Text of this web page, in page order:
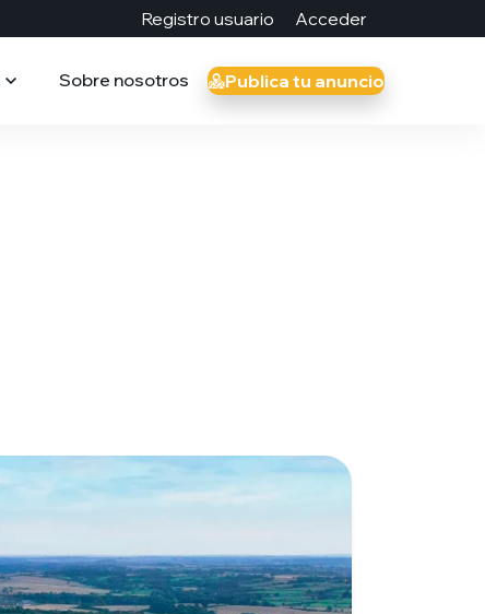
Registro usuario Acceder
Sobre nosotros Publica tu anuncio